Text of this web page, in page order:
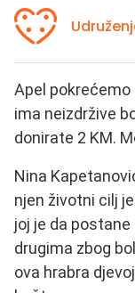
Apel
ima neizdržive
donirate 2 KM.
Nina
njen životni cilj
joj je da
drugima zbog
ova hrabra